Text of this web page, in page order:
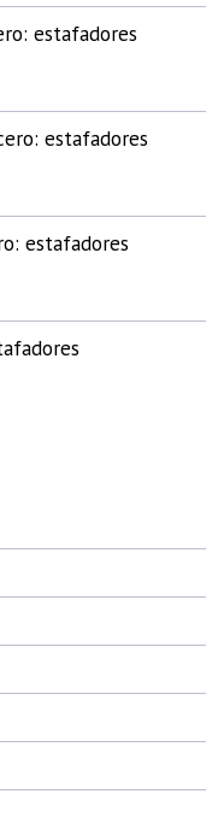
estafadores
estafadores
estafadores